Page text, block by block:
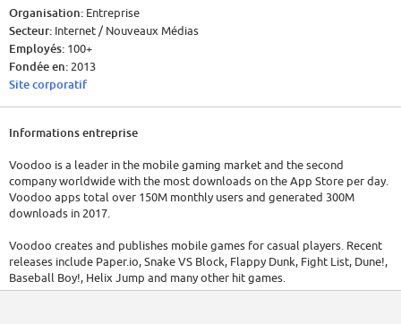
Organisation: Entreprise
Secteur: Internet / Nouveaux Médias
Employés: 100+
Fondée en: 2013
Site corporatif
Informations entreprise
Voodoo is a leader in the mobile gaming market and the second
company worldwide with the most downloads on the App Store per day.
Voodoo apps total over 150M monthly users and generated 300M
downloads in 2017.
Voodoo creates and publishes mobile games for casual players. Recent
releases include Paper.io, Snake VS Block, Flappy Dunk, Fight List, Dune!,
Baseball Boy!, Helix Jump and many other hit games.